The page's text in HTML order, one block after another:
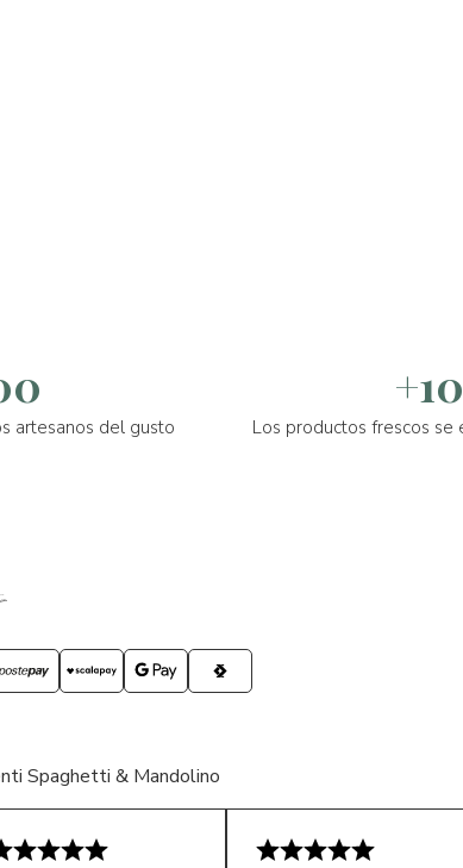
artesanos del gusto Los productos frescos se
Spaghetti & Mandolino